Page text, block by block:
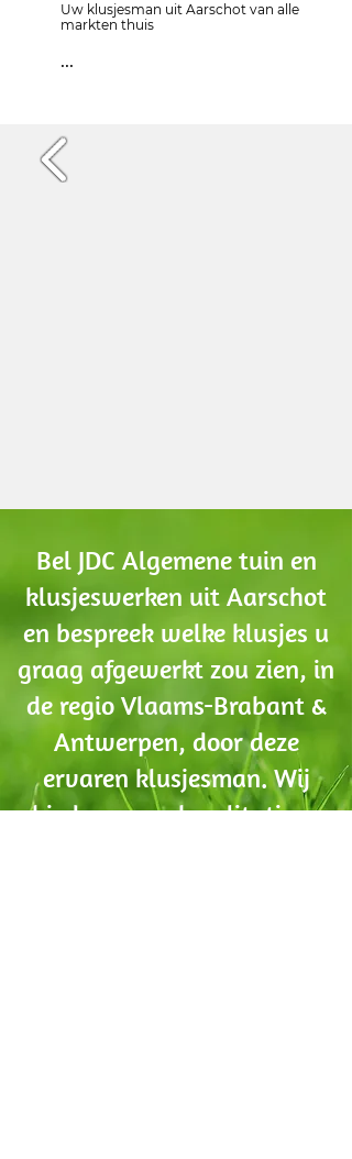
Uw klusjesman uit Aarschot van alle
markten thuis
...
Bel JDC Algemene tuin en
klusjeswerken uit Aarschot
en bespreek welke klusjes u
graag afgewerkt zou zien, in
de regio Vlaams-Brabant &
Antwerpen, door deze
ervaren klusjesman. Wij
bieden u een kwalitatieve